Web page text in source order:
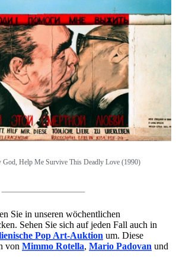
Help Me Survive This Deadly Love (1990)
Sie in unseren wöchentlichen
Sehen Sie sich auf jeden Fall auch in
Pop Art-Auktion um. Diese
von Mimmo Rotella, Mario Padovan und